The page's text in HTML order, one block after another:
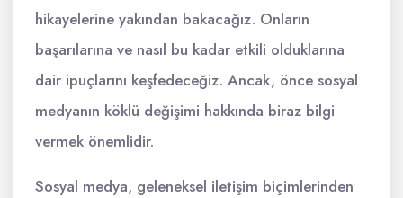
hikayelerine yakından bakacağız. Onların
başarılarına ve nasıl bu kadar etkili olduklarına
dair ipuçlarını keşfedeceğiz. Ancak, önce sosyal
medyanın köklü değişimi hakkında biraz bilgi
vermek önemlidir.
Sosyal medya, geleneksel iletişim biçimlerinden